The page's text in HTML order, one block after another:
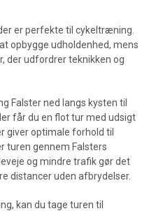
er perfekte til cykeltræning.
opbygge udholdenhed, mens
der udfordrer teknikken og
Falster ned langs kysten til
får du en flot tur med udsigt
giver optimale forhold til
turen gennem Falsters
og mindre trafik gør det
distancer uden afbrydelser.
kan du tage turen til